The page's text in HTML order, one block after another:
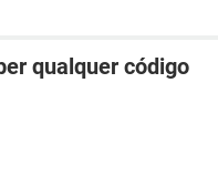
qualquer código